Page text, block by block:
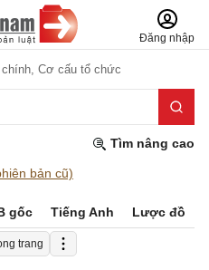
Đăng nhập
chính, Cơ cấu tổ chức
Tìm nâng cao
bản cũ)
gốc Tiếng Anh Lược đồ
trang